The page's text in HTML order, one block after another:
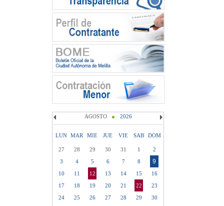
AGOSTO 2026
LUN MAR MIE JUE VIE SAB DOM
27 28 29 30 31 1
2
3
4 5 6 7 8 9
10 11 12 13 14 15
16
17
18 19 20 21 22
23
24
25 26 27 28 29
30